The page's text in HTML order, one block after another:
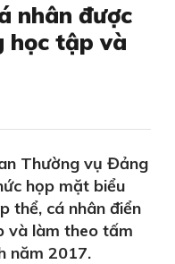
nhân được
học tập và
Thường vụ Đảng
họp mặt biểu
thể, cá nhân điển
và làm theo tấm
năm 2017.